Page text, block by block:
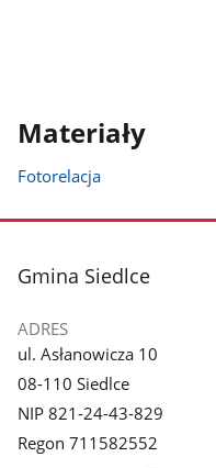
Materiały
Fotorelacja
stopka
Gmina Siedlce
ADRES
ul. Asłanowicza 10
08-110 Siedlce
NIP 821-24-43-829
Regon 711582552